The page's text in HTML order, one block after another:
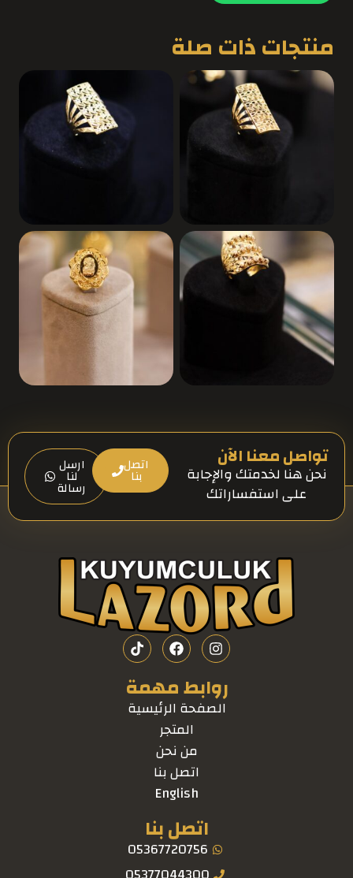
منتجات ذات صلة
تواصل معنا الآن
نحن هنا لخدمتك والإجابة
على استفساراتك
اتصل
بنا
ارسل
لنا
رسالة
روابط مهمة
الصفحة الرئيسية
المتجر
من نحن
اتصل بنا
English
اتصل بنا
05367720756